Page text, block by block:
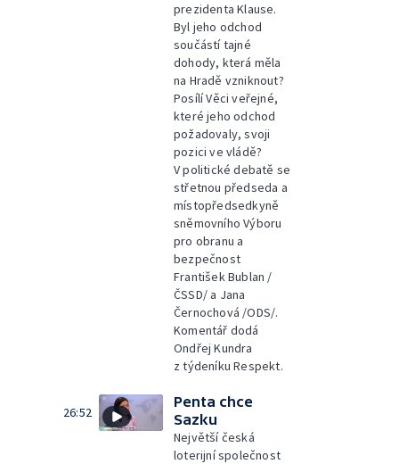
prezidenta Klause.
Byl jeho odchod
součástí tajné
dohody, která měla
na Hradě vzniknout?
Posílí Věci veřejné,
které jeho odchod
požadovaly, svoji
pozici ve vládě?
V politické debatě se
střetnou předseda a
místopředsedkyně
sněmovního Výboru
pro obranu a
bezpečnost
František Bublan /
ČSSD/ a Jana
Černochová /ODS/.
Komentář dodá
Ondřej Kundra
z týdeníku Respekt.
26:52
Penta chce
Sazku
Největší česká
loterijní společnost